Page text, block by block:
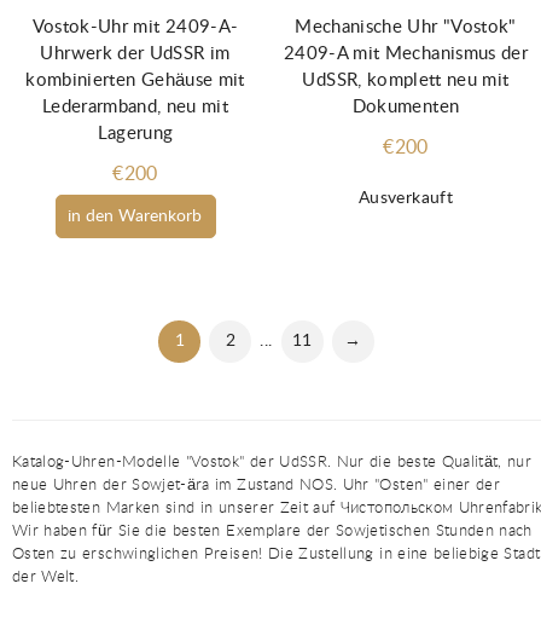
in den Warenkorb
Vostok-Uhr mit 2409-A-
Uhrwerk der UdSSR im
kombinierten Gehäuse mit
Lederarmband, neu mit
Lagerung
€200
Ausverkauft
Mechanische Uhr "Vostok"
2409-A mit Mechanismus der
UdSSR, komplett neu mit
Dokumenten
€200
1 2 ... 11 →
Katalog-Uhren-Modelle "Vostok" der UdSSR. Nur die beste Qualität, nur
neue Uhren der Sowjet-ära im Zustand NOS. Uhr "Osten" einer der
beliebtesten Marken sind in unserer Zeit auf Чистопольском
Wir haben für Sie die besten Exemplare der Sowjetischen Stunden nach
Osten zu erschwinglichen Preisen! Die Zustellung in eine beliebige Stadt
der Welt.